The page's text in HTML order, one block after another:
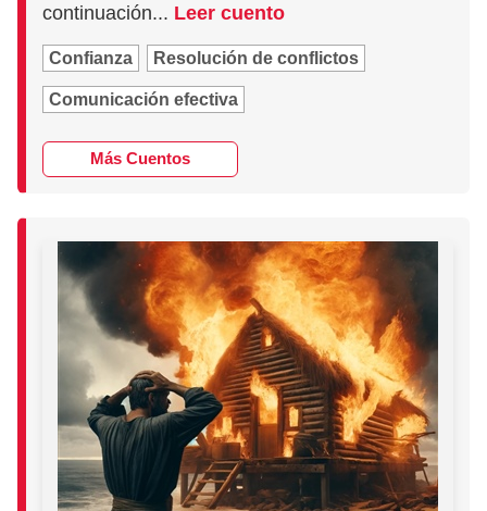
continuación... Leer cuento
Confianza Resolución de conflictos
Comunicación efectiva
Más Cuentos